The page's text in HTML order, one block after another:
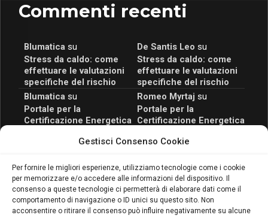
Gestisci Consenso Cookie
Per fornire le migliori esperienze, utilizziamo tecnologie come i cookie
per memorizzare e/o accedere alle informazioni del dispositivo. Il
consenso a queste tecnologie ci permetterà di elaborare dati come il
comportamento di navigazione o ID unici su questo sito. Non
acconsentire o ritirare il consenso può influire negativamente su alcune
Commenti recenti
Blumaticasu
Stress da caldo: come
effettuare le valutazioni
specifiche del rischio
De Santis Leo su
Stress da caldo: come
effettuare le valutazioni
specifiche del rischio
Blumaticasu
Portale per la
Certificazione Energetica
scopri il Corso Blumatica
Romeo Myrtaj su
Portale per la
Certificazione Energetica
scopri il Corso Blumatica
Blumaticasu
Coordinatore della
Sicurezza: cosa è
richiesto per abilitazione
e aggiornamento